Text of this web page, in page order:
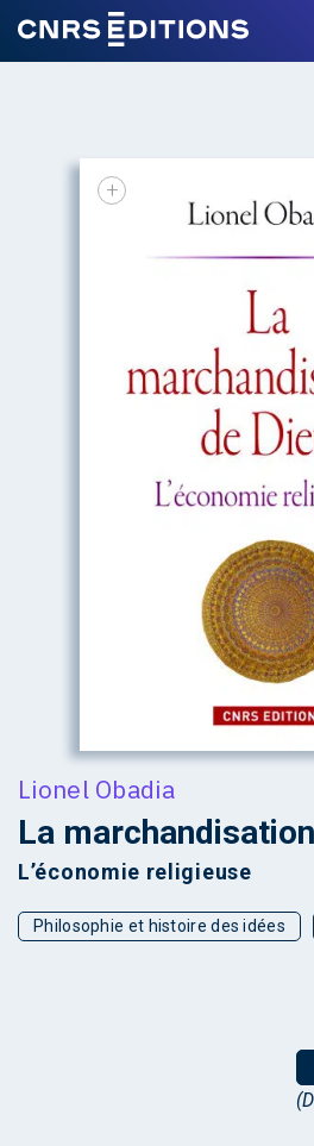
+
Lionel Obadia
La
L’économie religieuse
Philosophie et histoire des idées